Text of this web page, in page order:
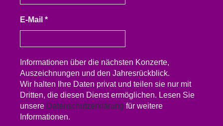
E-Mail *
Informationen über die nächsten Konzerte,
Auszeichnungen und den Jahresrückblick.
Wir halten Ihre Daten privat und teilen sie nur mit
Dritten, die diesen Dienst ermöglichen. Lesen Sie
unsere Datenschutzerklärung für weitere
Informationen.